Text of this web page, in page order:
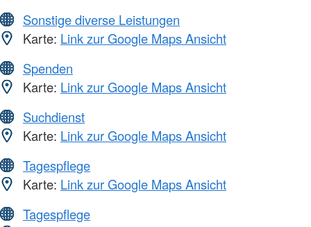
Sonstige diverse Leistungen
Karte: Link zur Google Maps Ansicht
Spenden
Karte: Link zur Google Maps Ansicht
Suchdienst
Karte: Link zur Google Maps Ansicht
Tagespflege
Karte: Link zur Google Maps Ansicht
Tagespflege